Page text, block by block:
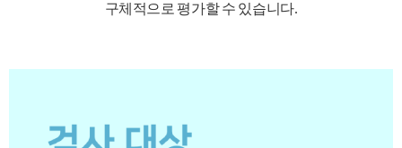
구체적으로 평가할 수 있습니다.